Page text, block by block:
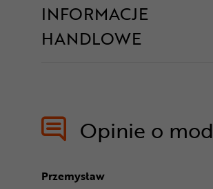
INFORMACJE
HANDLOWE
Opinie o
Przemysław